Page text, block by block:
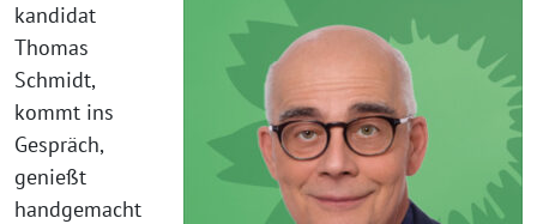
kandidat
Thomas
Schmidt,
kommt ins
Gespräch,
genießt
handgemacht